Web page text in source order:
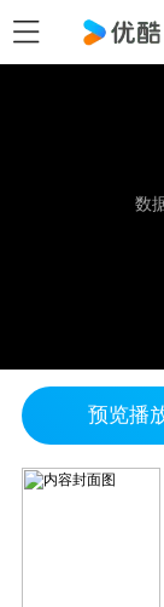
数
预览播